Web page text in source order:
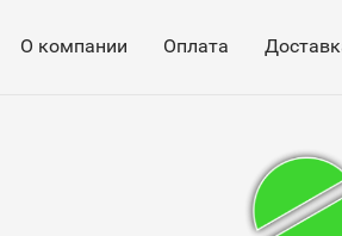
О компании Оплата